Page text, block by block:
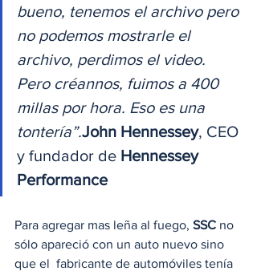
bueno, tenemos el archivo pero
no podemos mostrarle el
archivo, perdimos el video.
Pero créannos, fuimos a 400
millas por hora. Eso es una
tontería”.John Hennessey, CEO
y fundador de Hennessey
Performance
Para agregar mas leña al fuego, SSC no
sólo apareció con un auto nuevo sino
que el  fabricante de automóviles tenía